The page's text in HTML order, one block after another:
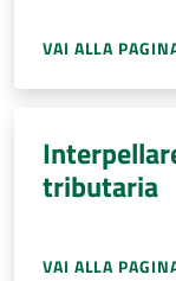
VAI ALLA
tributaria
VAI ALLA